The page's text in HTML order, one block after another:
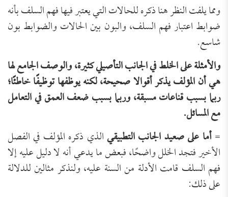
ومما يلفت النظر هنا ذكره للحالات التي يعتبر فيها فهم السلف بأنه
ضوابط اعتبار فهم السلف، والبون بين الحالات والضوابط بون
شاسع.
والأمثلة على الخلط في الجانب التأصيلي كثيرة، والوصف الجامع لها
هي أن المؤلف يذكر أقوالا صحيحة، لكنه يوظفها توظيفًا خاطئًا؛
ربما بسبب قناعات مسبقة، وربما بسبب ضعف العمق في التعامل
مع المسائل.
=أما على صعيد الجانب التطبيقيالذي ذكره المؤلف في الفصل
الأخير فتجد الخلل واضحًا، فبعض ما يدعي أنه لا دليل عليه إلا
فهم السلف قامت الأدلة من السنة عليه، ولنذكر مثالين للدلالة
على ذلك: